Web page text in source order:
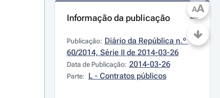
Informação da publicação
Publicação: Diário da República n.º
60/2014, Série II de 2014-03-26
Data de Publicação: 2014-03-26
Parte: L - Contratos públicos
AA